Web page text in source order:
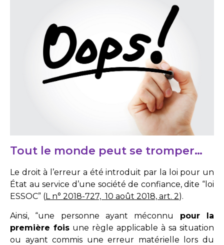
Tout le monde peut se tromper…
Le droit à l’erreur a été introduit par la loi pour un
État au service d’une société de confiance, dite “loi
ESSOC” (L n° 2018-727, 10 août 2018, art. 2).
Ainsi, “une personne ayant méconnu pour la
première fois une règle applicable à sa situation
ou ayant commis une erreur matérielle lors du